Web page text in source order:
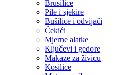
Brusilice
Pile i sjekire
Bušilice i odvijači
Čekići
Mjerne alatke
Ključevi i gedore
Makaze za živicu
Kosilice